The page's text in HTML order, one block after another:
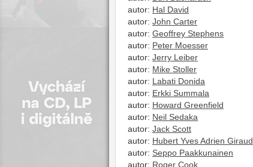
autor: Hal David
autor: John Carter
autor: Geoffrey Stephens
autor: Peter Moesser
autor: Jerry Leiber
autor: Mike Stoller
autor: Labati Donida
autor: Erkki Summala
autor: Howard Greenfield
autor: Neil Sedaka
autor: Jack Scott
autor: Hubert Yves Adrien Giraud
autor: Seppo Paakkunainen
autor: Roger Cook